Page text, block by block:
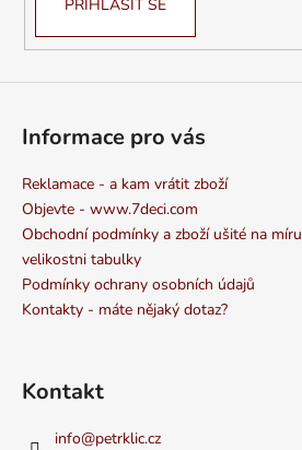
PŘIHLÁSIT SE
Informace pro vás
Reklamace - a kam vrátit zboží
Objevte - www.7deci.com
Obchodní podmínky a zboží ušité na míru
velikostni tabulky
Podmínky ochrany osobních údajů
Kontakty - máte nějaký dotaz?
Kontakt
info@petrklic.cz